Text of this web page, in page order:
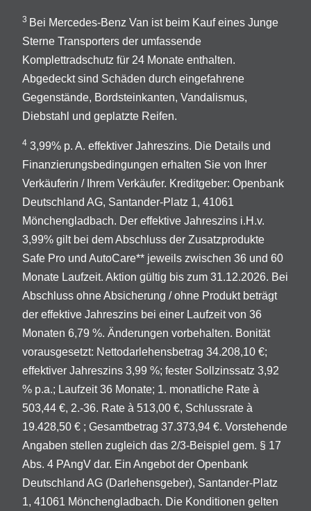
3 Bei Mercedes-Benz Van ist beim Kauf eines Junge
Sterne Transporters der umfassende
Komplettradschutz für 24 Monate enthalten.
Abgedeckt sind Schäden durch eingefahrene
Gegenstände, Bordsteinkanten, Vandalismus,
Diebstahl und geplatzte Reifen.
4 3,99% p. A. effektiver Jahreszins. Die Details und
Finanzierungsbedingungen erhalten Sie von Ihrer
Verkäuferin / Ihrem Verkäufer. Kreditgeber: Openbank
Deutschland AG, Santander-Platz 1, 41061
Mönchengladbach. Der effektive Jahreszins i.H.v.
3,99% gilt bei dem Abschluss der Zusatzprodukte
Safe Pro und AutoCare** jeweils zwischen 36 und 60
Monate Laufzeit. Aktion gültig bis zum 31.12.2026. Bei
Abschluss ohne Absicherung / ohne Produkt beträgt
der effektive Jahreszins bei einer Laufzeit von 36
Monaten 6,79 %. Änderungen vorbehalten. Bonität
vorausgesetzt: Nettodarlehensbetrag 34.208,10 €;
effektiver Jahreszins 3,99 %; fester Sollzinssatz 3,92
% p.a.; Laufzeit 36 Monate; 1. monatliche Rate à
503,44 €, 2.-36. Rate à 513,00 €, Schlussrate à
19.428,50 € ; Gesamtbetrag 37.373,94 €. Vorstehende
Angaben stellen zugleich das 2/3-Beispiel gem. § 17
Abs. 4 PAngV dar. Ein Angebot der Openbank
Deutschland AG (Darlehensgeber), Santander-Platz
1, 41061 Mönchengladbach. Die Konditionen gelten